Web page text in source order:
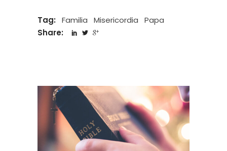
Tag: Familia Misericordia
Papa
Share: